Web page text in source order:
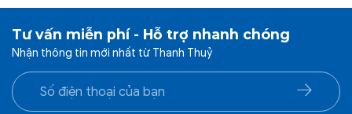
Tư vấn miễn phí - Hỗ trợ nhanh chóng
Nhận thông tin mới nhất từ Thanh Thuỷ